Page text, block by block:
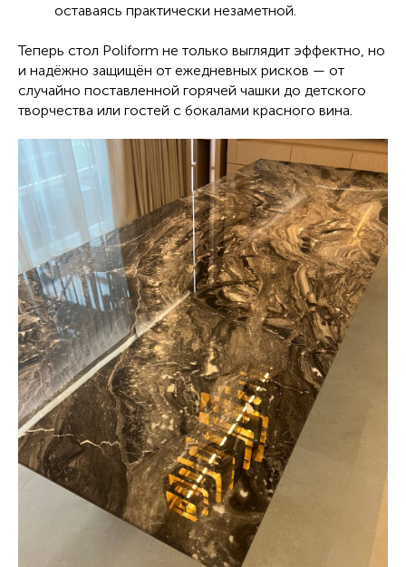
оставаясь практически незаметной.
Теперь стол Poliform не только выглядит эффектно, но
и надёжно защищён от ежедневных рисков — от
случайно поставленной горячей чашки до детского
творчества или гостей с бокалами красного вина.